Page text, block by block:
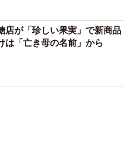
店が「珍しい果実」で新商品
「亡き母の名前」から